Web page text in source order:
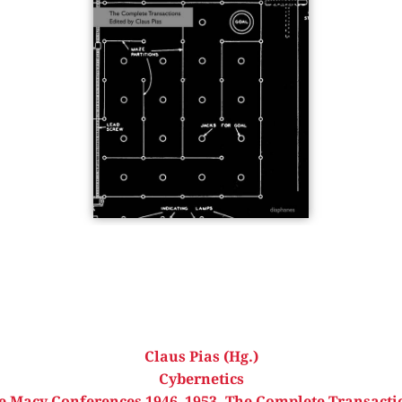
Claus Pias (Hg.)
Cybernetics